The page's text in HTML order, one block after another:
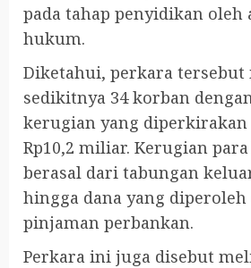
pada tahap penyidikan oleh
hukum.
Diketahui, perkara tersebut
sedikitnya 34 korban
kerugian yang diperkirakan
Rp10,2 miliar. Kerugian
berasal dari tabungan
hingga dana yang
pinjaman perbankan.
Perkara ini juga disebut